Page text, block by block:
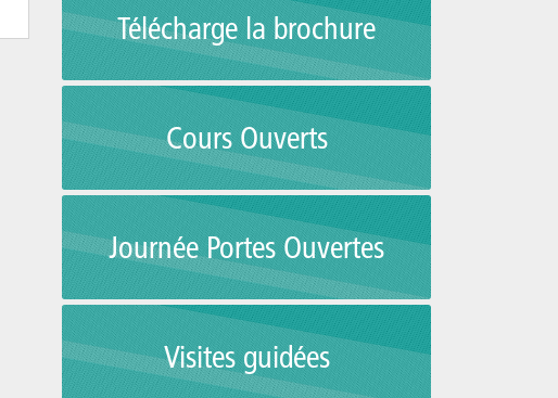
Télécharge la brochure
Cours Ouverts
Journée Portes Ouvertes
Visites guidées